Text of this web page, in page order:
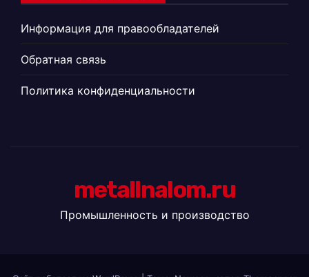
Информация для правообладателей
Обратная связь
Политика конфиденциальности
metallnalom.ru
Промышленность и производство